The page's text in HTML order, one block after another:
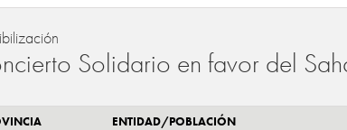
Solidario en favor del
ENTIDAD/POBLACIÓN